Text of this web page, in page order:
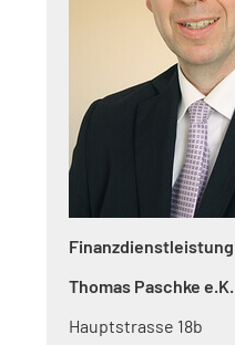
Finanzdienstleistung
Thomas Paschke e.K.
Hauptstrasse 18b